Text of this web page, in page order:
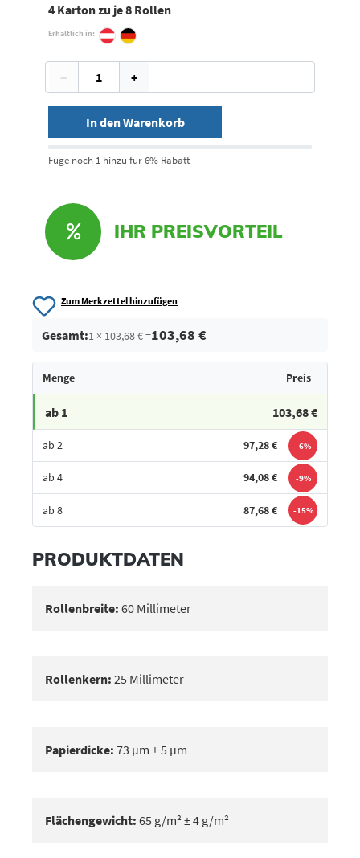
4 Karton zu je 8 Rollen
Erhältlich in:
− +
In den Warenkorb
Füge noch 1 hinzu für 6% Rabatt
IHR PREISVORTEIL
Zum Merkzettel hinzufügen
Gesamt:1 × 103,68 € =103,68 €
Menge Preis
ab 1 103,68 €
ab 2 97,28 € -6%
ab 4 94,08 € -9%
ab 8 87,68 € -15%
Bestes Angebot
PRODUKTDATEN
Rollenbreite: 60 Millimeter
Rollenkern: 25 Millimeter
Papierdicke: 73 μm ± 5 μm
Flächengewicht: 65 g/m² ± 4 g/m²